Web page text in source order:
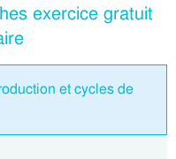
exercice gratuit
et cycles de